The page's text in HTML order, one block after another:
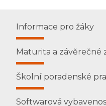
Informace pro žáky
Maturita a závěrečné
Školní poradenské
Softwarová